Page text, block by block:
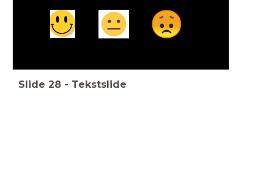
Slide 28 - Tekstslide